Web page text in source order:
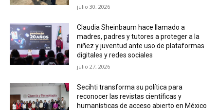
julio 30, 2026
Claudia Sheinbaum hace llamado a
madres, padres y tutores a proteger a la
niñez y juventud ante uso de plataformas
digitales y redes sociales
julio 27, 2026
Secihti transforma su política para
reconocer las revistas científicas y
humanísticas de acceso abierto en México